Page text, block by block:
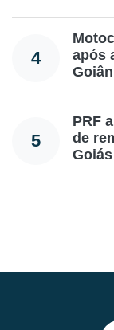
4
após
5
PRF
de
Goiás